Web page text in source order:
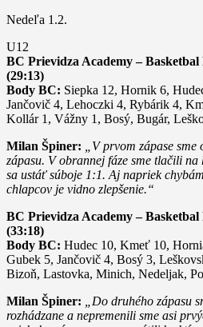
Nedeľa 1.2.
U12
BC Prievidza Academy – Basketbal
(29:13)
Body BC: Siepka 12, Hornik 6,
Jančovič 4, Lehoczki 4, Rybárik 4,
Kollár 1, Vážny 1, Bosý, Bugár,
Milan Špiner:
„V prvom zápase
zápasu. V obrannej fáze sme tlačili
sa ustáť súboje 1:1. Aj napriek
chlapcov je vidno zlepšenie.“
BC Prievidza Academy – Basketbal
(33:18)
Body BC: Hudec 10, Kmeť 10,
Gubek 5, Jančovič 4, Bosý 3,
Bizoň, Lastovka, Minich, Nedeljak,
Milan Špiner:
„Do druhého zápasu
rozhádzane a nepremenili sme asi